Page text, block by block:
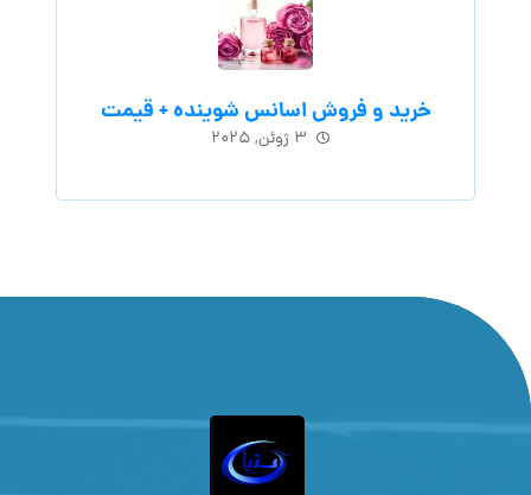
خرید و فروش اسانس شوینده + قیمت
۳ ژوئن, ۲۰۲۵